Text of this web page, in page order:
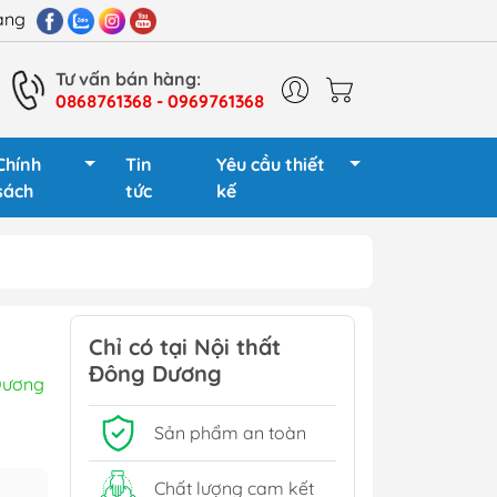
Tư vấn bán hàng:
0868761368 - 0969761368
giám đốc
Cụm bàn làm việc 2
người
Cụm bàn làm việc 4
người
Cụm bàn làm việc 6
người
Tin
tức
Yêu cầu thiết
kế
Chỉ có tại Nội thất
Đông Dương
Sản phẩm an toàn
Chất lượng cam kết